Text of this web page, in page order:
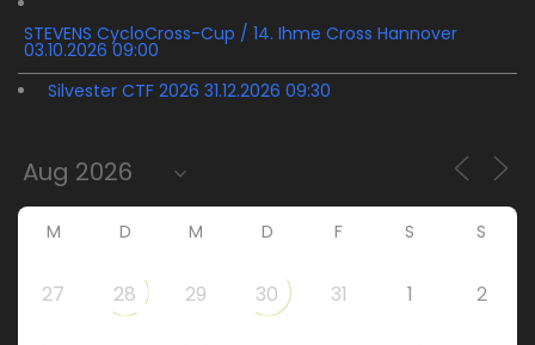
STEVENS CycloCross-Cup / 14. Ihme Cross Hannover
03.10.2026 09:00
Silvester CTF 2026 31.12.2026 09:30
M D M D F S S
27 28 29 30 31 1 2